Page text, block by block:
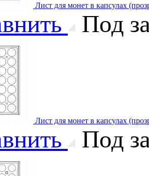
Лист для монет в капсулах
Под
Лист для монет в капсулах
Под